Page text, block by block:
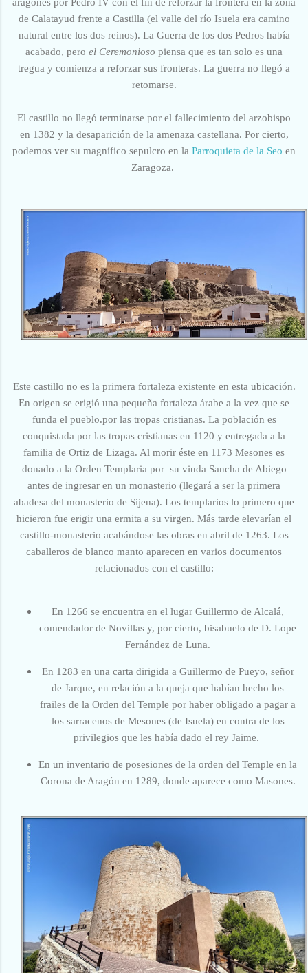
de Calatayud frente a Castilla (el valle del río Isuela era camino
natural entre los dos reinos). La Guerra de los dos Pedros había
acabado, pero el Ceremonioso piensa que es tan solo es una
tregua y comienza a reforzar sus fronteras. La guerra no llegó a
retomarse.
El castillo no llegó terminarse por el fallecimiento del arzobispo
en 1382 y la desaparición de la amenaza castellana. Por cierto,
podemos ver su magnífico sepulcro en la Parroquieta de la Seo en
Zaragoza.
Este castillo no es la primera fortaleza existente en esta ubicación.
En origen se erigió una pequeña fortaleza árabe a la vez que se
funda el pueblo.por las tropas cristianas. La población es
conquistada por las tropas cristianas en 1120 y entregada a la
familia de Ortiz de Lizaga. Al morir éste en 1173 Mesones es
donado a la Orden Templaria por su viuda Sancha de Abiego
antes de ingresar en un monasterio (llegará a ser la primera
abadesa del monasterio de Sijena). Los templarios lo primero que
hicieron fue erigir una ermita a su virgen. Más tarde elevarían el
castillo-monasterio acabándose las obras en abril de 1263. Los
caballeros de blanco manto aparecen en varios documentos
relacionados con el castillo:
En 1266 se encuentra en el lugar Guillermo de Alcalá,
comendador de Novillas y, por cierto, bisabuelo de D. Lope
Fernández de Luna.
En 1283 en una carta dirigida a Guillermo de Pueyo, señor
de Jarque, en relación a la queja que habían hecho los
frailes de la Orden del Temple por haber obligado a pagar a
los sarracenos de Mesones (de Isuela) en contra de los
privilegios que les había dado el rey Jaime.
En un inventario de posesiones de la orden del Temple en la
Corona de Aragón en 1289, donde aparece como Masones.